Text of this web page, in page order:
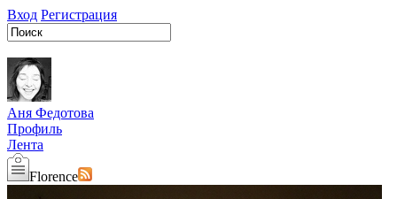
Вход Регистрация
Аня Федотова
Профиль
Лента
Florence